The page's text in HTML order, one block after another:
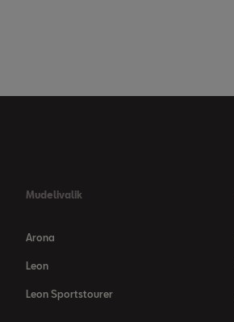
Mudelivalik
Arona
Leon
Leon Sportstourer